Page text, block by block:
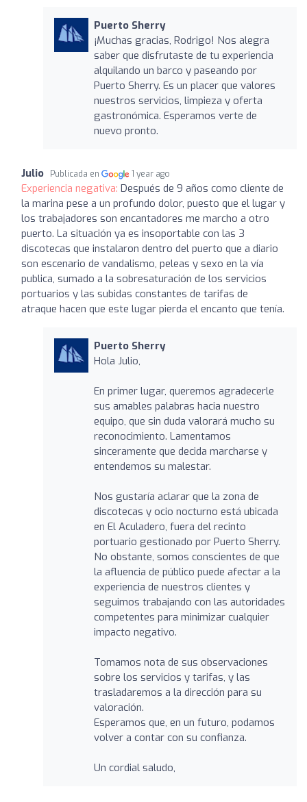
Puerto Sherry
¡Muchas gracias, Rodrigo! Nos alegra
saber que disfrutaste de tu experiencia
alquilando un barco y paseando por
Puerto Sherry. Es un placer que valores
nuestros servicios, limpieza y oferta
gastronómica. Esperamos verte de
nuevo pronto.
Julio Publicada en 1 year ago
Experiencia negativa: Después de 9 años como cliente de
la marina pese a un profundo dolor, puesto que el lugar y
los trabajadores son encantadores me marcho a otro
puerto. La situación ya es insoportable con las 3
discotecas que instalaron dentro del puerto que a diario
son escenario de vandalismo, peleas y sexo en la vía
publica, sumado a la sobresaturación de los servicios
portuarios y las subidas constantes de tarifas de
atraque hacen que este lugar pierda el encanto que tenía.
Puerto Sherry
Hola Julio,
En primer lugar, queremos agradecerle
sus amables palabras hacia nuestro
equipo, que sin duda valorará mucho su
reconocimiento. Lamentamos
sinceramente que decida marcharse y
entendemos su malestar.
Nos gustaría aclarar que la zona de
discotecas y ocio nocturno está ubicada
en El Aculadero, fuera del recinto
portuario gestionado por Puerto Sherry.
No obstante, somos conscientes de que
la afluencia de público puede afectar a la
experiencia de nuestros clientes y
seguimos trabajando con las autoridades
competentes para minimizar cualquier
impacto negativo.
Tomamos nota de sus observaciones
sobre los servicios y tarifas, y las
trasladaremos a la dirección para su
valoración.
Esperamos que, en un futuro, podamos
volver a contar con su confianza.
Un cordial saludo,